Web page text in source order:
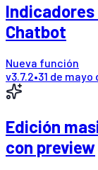
Chatbot
Nueva función
v3.7.2•31 de mayo
Edición
con preview